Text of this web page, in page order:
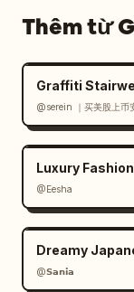
Thêm từ
Graffiti
@serein ｜买美股上币
Luxury
@Eesha
Dreamy
@𝗦𝗮𝗻𝗶𝗮